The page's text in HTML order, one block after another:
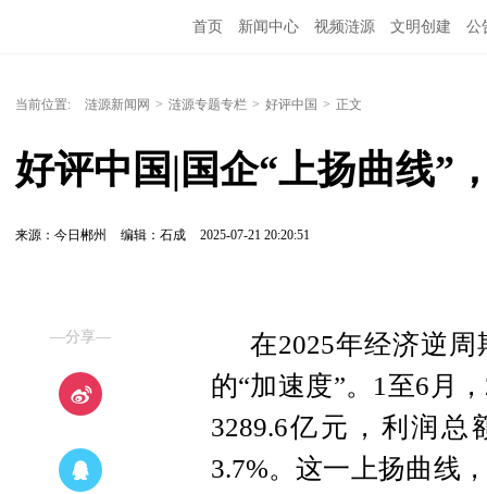
首页 新闻中心 视频涟源 文明创建 公
当前位置: 涟源新闻网 > 涟源专题专栏 > 好评中国 > 正文
好评中国|国企“上扬曲线”
来源：今日郴州 编辑：石成 2025-07-21 20:20:51
—分享—
在2025年经济逆
的“加速度”。1至6月
3289.6亿元，利润总
3.7%。这一上扬曲线